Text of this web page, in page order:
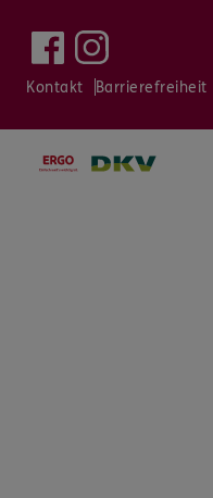
Kontakt Barrierefreiheit